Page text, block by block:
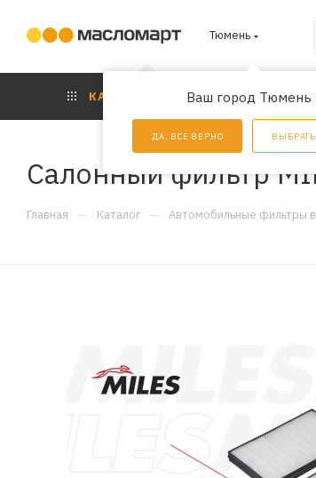
Тюмень
Ваш город Тюмень
ДА, ВСЕ ВЕРНО
КАТАЛОГ АКЦИИ
Салонный фильтр
Главная — Каталог — Автомобильные фильтры